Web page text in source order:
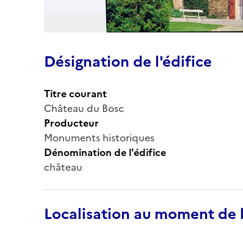
Désignation de l'édifice
Titre courant
Château du Bosc
Producteur
Monuments historiques
Dénomination de l'édifice
château
Localisation au moment